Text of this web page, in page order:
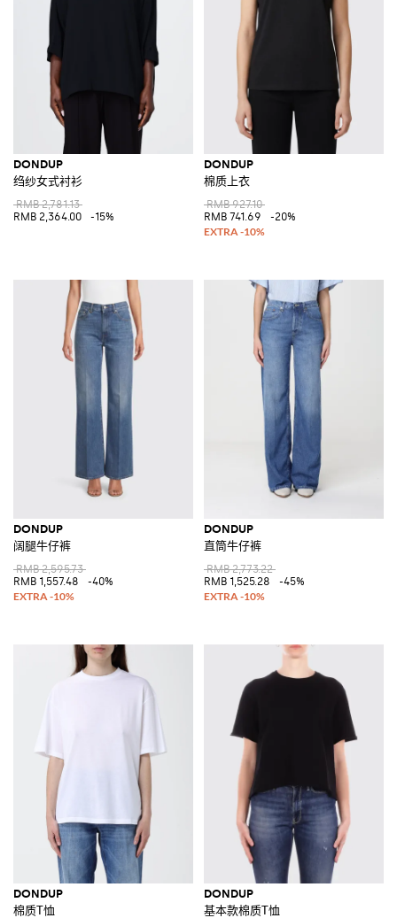
DONDUP
绉纱女式衬衫
RMB 2,781.13
RMB 2,364.00
-15%
DONDUP
棉质上衣
RMB 927.10
RMB 741.69
-20%
DONDUP
阔腿牛仔裤
RMB 2,595.73
RMB 1,557.48
-40%
DONDUP
直筒牛仔裤
RMB 2,773.22
RMB 1,525.28
-45%
DONDUP
棉质T恤
DONDUP
基本款棉质T恤